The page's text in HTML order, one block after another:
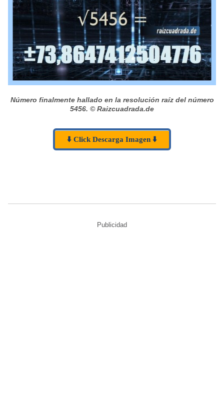
Número finalmente hallado en la resolución raíz del número
5456. © Raizcuadrada.de
⬇️ Click Descarga Imagen ⬇️
Publicidad